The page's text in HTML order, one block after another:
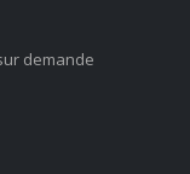
demande